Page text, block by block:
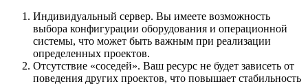
Индивидуальный сервер. Вы имеете возможность
выбора конфигурации оборудования и операционной
системы, что может быть важным при реализации
определенных проектов.
Отсутствие «соседей». Ваш ресурс не будет зависеть от
поведения других проектов, что повышает стабильность